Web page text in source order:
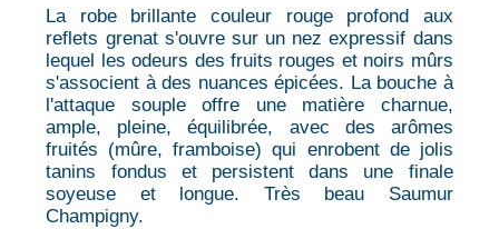
La robe brillante couleur rouge profond aux
reflets grenat s'ouvre sur un nez expressif dans
lequel les odeurs des fruits rouges et noirs mûrs
s'associent à des nuances épicées. La bouche à
l'attaque souple offre une matière charnue,
ample, pleine, équilibrée, avec des arômes
fruités (mûre, framboise) qui enrobent de jolis
tanins fondus et persistent dans une finale
soyeuse et longue. Très beau Saumur
Champigny.